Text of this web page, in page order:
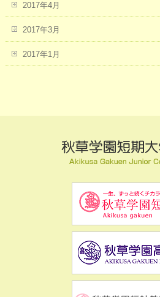
2017年4月
2017年3月
2017年1月